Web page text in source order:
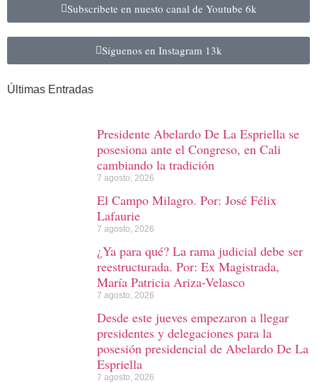
Subscribete en nuesto canal de Youtube 6k
Síguenos en Instagram 13k
Últimas Entradas
Presidente Abelardo De La Espriella se
posesiona ante el Congreso, en Cali
cambiando la tradición
7 agosto, 2026
El Campo Milagro. Por: José Félix
Lafaurie
7 agosto, 2026
¿Ya para qué? La rama judicial debe ser
reestructurada. Por: Ex Magistrada,
María Patricia Ariza-Velasco
7 agosto, 2026
Desde este jueves empezaron a llegar
presidentes y delegaciones para la
posesión presidencial de Abelardo De La
Espriella
7 agosto, 2026